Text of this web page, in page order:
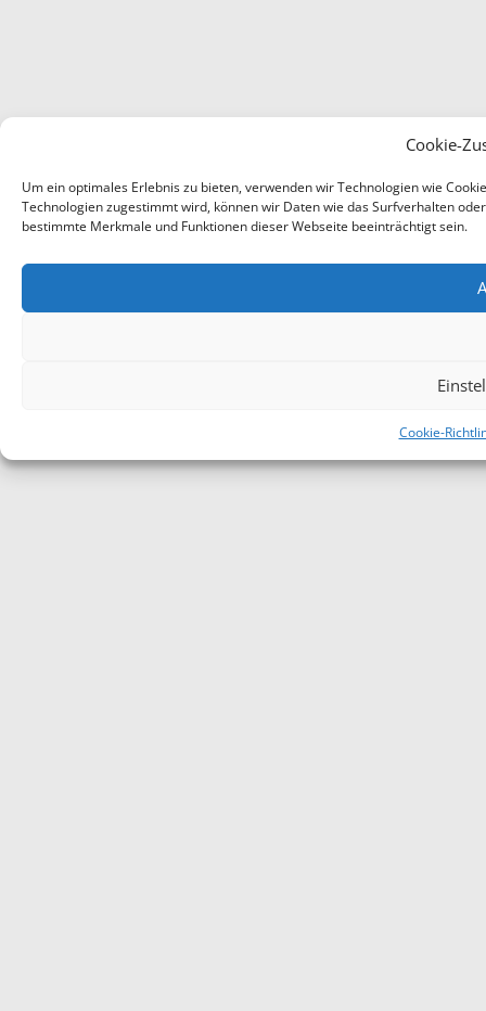
Cookie-
Um ein optimales Erlebnis zu bieten, verwenden wir Technologien wie
Technologien zugestimmt wird, können wir Daten wie das Surfverhalten
bestimmte Merkmale und Funktionen dieser Webseite beeinträchtigt sein.
Cookie-